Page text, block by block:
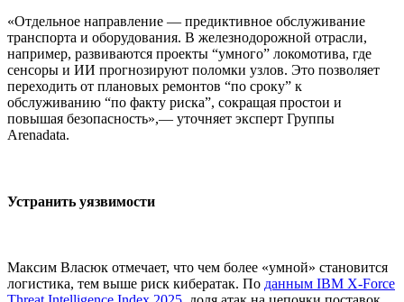
«Отдельное направление — предиктивное обслуживание
транспорта и оборудования. В железнодорожной отрасли,
например, развиваются проекты “умного” локомотива, где
сенсоры и ИИ прогнозируют поломки узлов. Это позволяет
переходить от плановых ремонтов “по сроку” к
обслуживанию “по факту риска”, сокращая простои и
повышая безопасность»,— уточняет эксперт Группы
Arenadata.
Устранить уязвимости
Максим Власюк отмечает, что чем более «умной» становится
логистика, тем выше риск кибератак. По данным IBM X-Force